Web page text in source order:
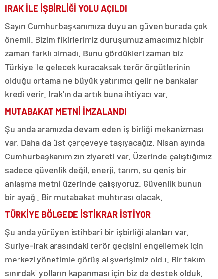
IRAK İLE İŞBİRLİĞİ YOLU AÇILDI
Sayın Cumhurbaşkanımıza duyulan güven burada çok
önemli. Bizim fikirlerimiz duruşumuz amacımız hiçbir
zaman farklı olmadı. Bunu gördükleri zaman biz
Türkiye ile gelecek kuracaksak terör örgütlerinin
olduğu ortama ne büyük yatırımcı gelir ne bankalar
kredi verir. Irak’ın da artık buna ihtiyacı var.
MUTABAKAT METNİ İMZALANDI
Şu anda aramızda devam eden iş birliği mekanizması
var. Daha da üst çerçeveye taşıyacağız. Nisan ayında
Cumhurbaşkanımızın ziyareti var. Üzerinde çalıştığımız
sadece güvenlik değil, enerji, tarım, su geniş bir
anlaşma metni üzerinde çalışıyoruz. Güvenlik bunun
bir ayağı. Bir mutabakat muhtırası olacak.
TÜRKİYE BÖLGEDE İSTİKRAR İSTİYOR
Şu anda yürüyen istihbari bir işbirliği alanları var.
Suriye-Irak arasındaki terör geçişini engellemek için
merkezi yönetimle görüş alışverişimiz oldu. Bir takım
sınırdaki yolların kapanması için biz de destek olduk.